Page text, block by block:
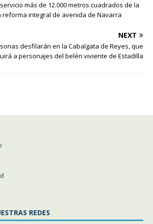
más de 12.000 metros cuadrados de la
reforma integral de avenida de Navarra
NEXT
desfilarán en la Cabalgata de Reyes, que
a personajes del belén viviente de Estadilla
REDES